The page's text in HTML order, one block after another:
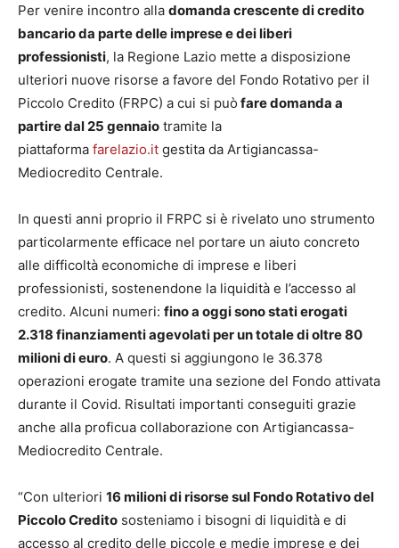
Per venire incontro alla domanda crescente di credito
bancario da parte delle imprese e dei liberi
professionisti, la Regione Lazio mette a disposizione
ulteriori nuove risorse a favore del Fondo Rotativo per il
Piccolo Credito (FRPC) a cui si può fare domanda a
partire dal 25 gennaio tramite la
piattaforma farelazio.it gestita da Artigiancassa-
Mediocredito Centrale.
In questi anni proprio il FRPC si è rivelato uno strumento
particolarmente efficace nel portare un aiuto concreto
alle difficoltà economiche di imprese e liberi
professionisti, sostenendone la liquidità e l’accesso al
credito. Alcuni numeri: fino a oggi sono stati erogati
2.318 finanziamenti agevolati per un totale di oltre 80
milioni di euro. A questi si aggiungono le 36.378
operazioni erogate tramite una sezione del Fondo attivata
durante il Covid. Risultati importanti conseguiti grazie
anche alla proficua collaborazione con Artigiancassa-
Mediocredito Centrale.
“Con ulteriori 16 milioni di risorse sul Fondo Rotativo del
Piccolo Credito sosteniamo i bisogni di liquidità e di
accesso al credito delle piccole e medie imprese e dei